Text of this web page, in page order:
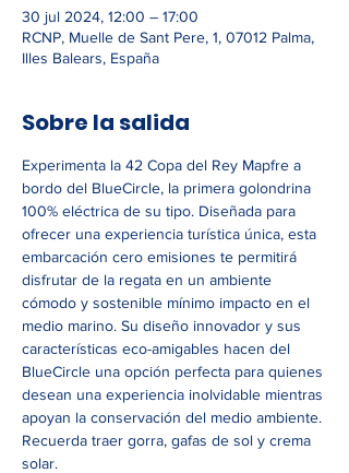
30 jul 2024, 12:00 – 17:00
RCNP, Muelle de Sant Pere, 1, 07012 Palma,
Illes Balears, España
Sobre la salida
Experimenta la 42 Copa del Rey Mapfre a
bordo del BlueCircle, la primera golondrina
100% eléctrica de su tipo. Diseñada para
ofrecer una experiencia turística única, esta
embarcación cero emisiones te permitirá
disfrutar de la regata en un ambiente
cómodo y sostenible mínimo impacto en el
medio marino. Su diseño innovador y sus
características eco-amigables hacen del
BlueCircle una opción perfecta para quienes
desean una experiencia inolvidable mientras
apoyan la conservación del medio ambiente.
Recuerda traer gorra, gafas de sol y crema
solar.